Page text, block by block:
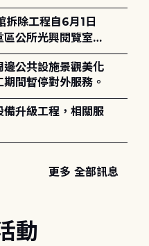
公所光興閱覽室，
邊公共設施景觀美化
間暫停對外服務。
備升級工程，相關服
更多 全部訊息
動